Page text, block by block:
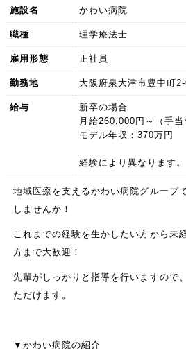
施設名 かわい病院
職種 理学療法士
雇用形態 正社員
勤務地 大阪府泉大津市豊中町
給与
新卒の場合
月給260,000円～（手当
モデル年収：370万円
経験により異なります。
地域医療を支えるかわい病院グループ
しませんか！
これまでの経験を生かしたい方から未
方まで大歓迎！
先輩がしっかりと指導を行いますので
ただけます。
▼かわい病院の紹介